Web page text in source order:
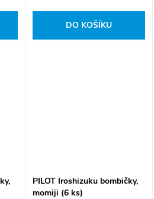
DO KOŠÍKU
PILOT Iroshizuku bombičky,
momiji (6 ks)